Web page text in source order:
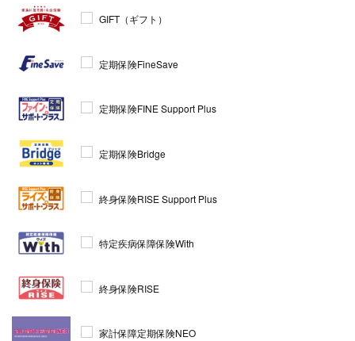
GIFT（ギフト）
定期保険FineSave
定期保険FINE Support Plus
定期保険Bridge
終身保険RISE Support Plus
特定疾病保障保険With
終身保険RISE
家計保障定期保険NEO